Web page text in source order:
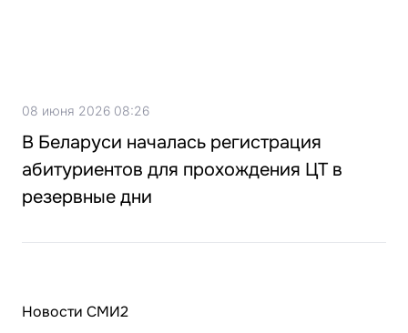
08 июня 2026 08:26
В Беларуси началась регистрация
абитуриентов для прохождения ЦТ в
резервные дни
Новости СМИ2